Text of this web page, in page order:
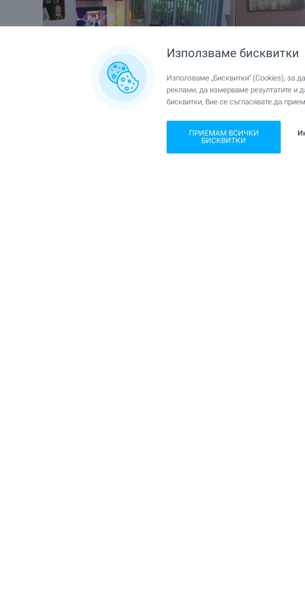
Използваме бисквитки
Използваме „Бисквитки“ (Cookies), за
реклами, да измерваме резултатите и
бисквитки, Вие се съгласявате да
ПРИЕМАМ ВСИЧКИ
БИСКВИТКИ